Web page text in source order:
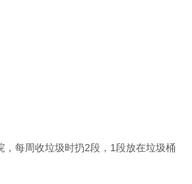
每周收垃圾时扔2段，1段放在垃圾桶